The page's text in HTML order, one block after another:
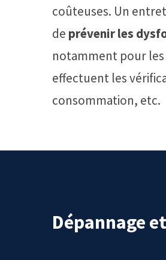
coûteuses. Un
de prévenir les
notamment pour
effectuent les
consommation, etc.
Dépannage